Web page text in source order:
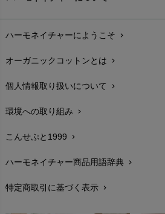
配送と送料chevron_right
在庫状況と発送予定chevron_right
サイズ・寸法chevron_right
生地・素材chevron_right
お手入れについて
レビューを書こうchevron_right
返品交換chevron_right
ハーモネイチャーにようこそ chevron_right
オーガニックコットンとは chevron_right
個人情報取り扱いについて chevron_right
環境への取り組み chevron_right
こんせぷと1999 chevron_right
ハーモネイチャー商品用語辞典 chevron_right
特定商取引に基づく表示 chevron_right